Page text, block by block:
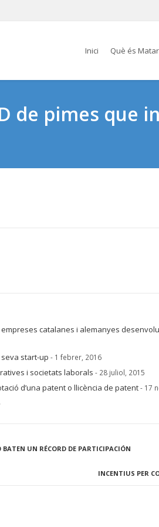
Inici Què és
de pimes que
catalanes i alemanyes
start-up - 1 febrer, 2016
i societats laborals - 28 juliol, 2015
d’una patent o llicència de patent- 17
UN RÉCORD DE PARTICIPACIÓN
INCENTIUS PER